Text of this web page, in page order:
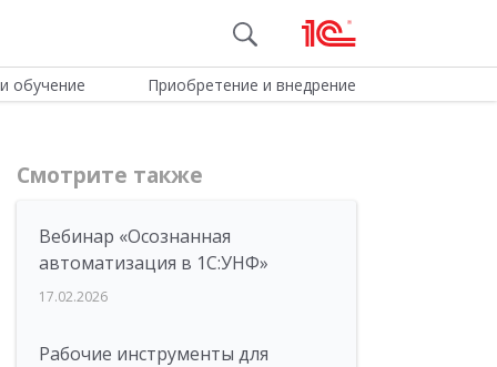
обучение Приобретение и внедрение
Смотрите также
Вебинар «Осознанная
автоматизация в 1С:УНФ»
17.02.2026
Рабочие инструменты для